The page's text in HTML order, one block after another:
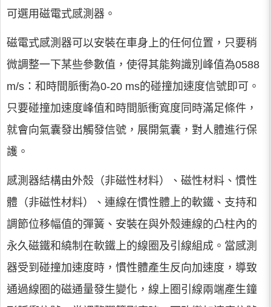
可選用磁電式感測器。
磁電式感測器可以安裝在車身上的任何位置，只要稍
微調整一下某些參數值，使得其能夠識別峰值為0588
m/s：和時間脈衝為0-20 ms的碰撞加速度信號即可。
只要碰撞加速度峰值和時間脈衝寬度同時滿足條件，
就會向氣囊發出觸發信號，展開氣囊，對人體進行保
護。
感測器結構由外殼（非磁性材料）、磁性材料、慣性
體（非磁性材料）、連線在慣性體上的軟鐵、支持和
調節位移幅值的彈簧、安裝在與外殼連線的凸柱內的
永久磁鐵和繞制在軟鐵上的線圈及引線組成。當感測
器受到碰撞加速度時，慣性體產生反向加速度，導致
通過線圈的磁通量發生變化，線上圈引線兩端產生鐘